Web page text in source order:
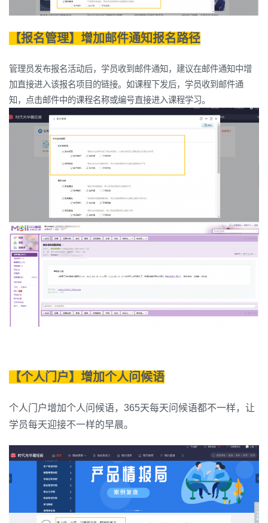
【报名管理】增加邮件通知报名路径
管理员发布报名活动后，学员收到邮件通知，建议在邮件通知中增
加直接进入该报名项目的链接。如课程下发后，学员收到邮件通
知，点击邮件中的课程名称或编号直接进入课程学习。
【个人门户】增加个人问候语
个人门户增加个人问候语，365天每天问候语都不一样，让
学员每天迎接不一样的早晨。